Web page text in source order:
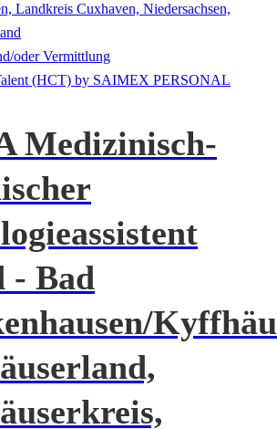
Landkreis Cuxhaven, Niedersachsen,
oder Vermittlung
Medizinisch-
- Bad